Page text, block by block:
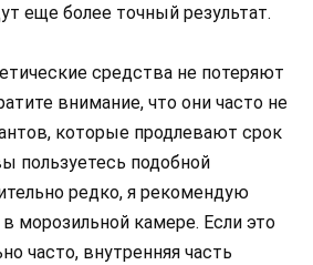
еще более точный результат.
средства не потеряют
внимание, что они часто не
которые продлевают срок
пользуетесь подобной
редко, я рекомендую
морозильной камере. Если это
часто, внутренняя часть